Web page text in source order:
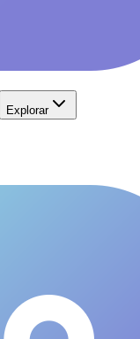
Explorar